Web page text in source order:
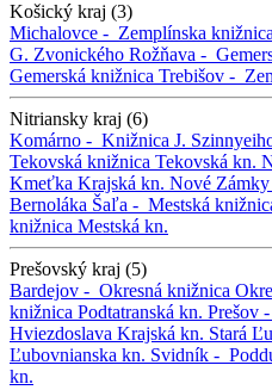
Košický kraj (3)
Michalovce - Zemplínska
G. Zvonického Rožňava -
Gemerská knižnica Trebišov -
Nitriansky kraj (6)
Komárno - Knižnica J.
Tekovská knižnica Tekovská kn.
Kmeťka Krajská kn. Nové
Bernoláka Šaľa - Mestská
knižnica Mestská kn.
Prešovský kraj (5)
Bardejov - Okresná knižnica
knižnica Podtatranská kn. Prešov -
Hviezdoslava Krajská kn. Stará
Ľubovnianska kn. Svidník -
kn.